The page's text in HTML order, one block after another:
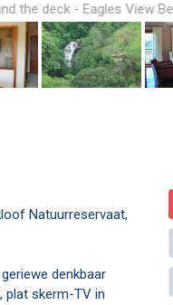
the deck - Eagles View
in Kloof
Natuurreservaat,
denkbaar
plat skerm-TV in